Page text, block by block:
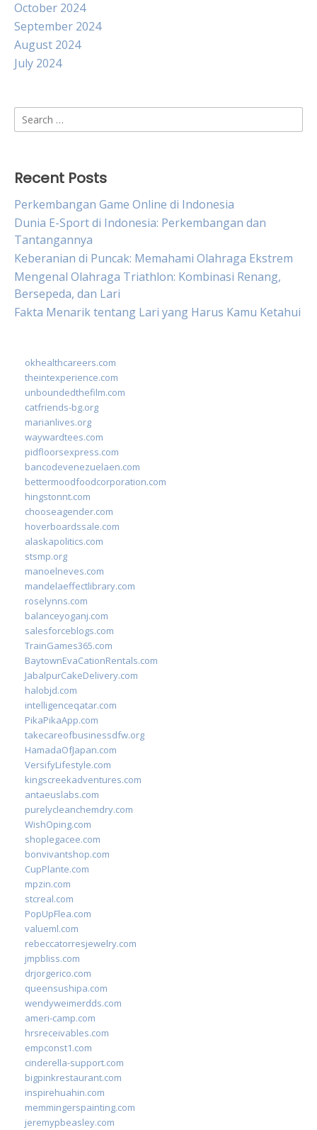
October 2024
September 2024
August 2024
July 2024
Search
for:
Recent Posts
Perkembangan Game Online di Indonesia
Dunia E-Sport di Indonesia: Perkembangan dan
Tantangannya
Keberanian di Puncak: Memahami Olahraga Ekstrem
Mengenal Olahraga Triathlon: Kombinasi Renang,
Bersepeda, dan Lari
Fakta Menarik tentang Lari yang Harus Kamu Ketahui
okhealthcareers.com
theintexperience.com
unboundedthefilm.com
catfriends-bg.org
marianlives.org
waywardtees.com
pidfloorsexpress.com
bancodevenezuelaen.com
bettermoodfoodcorporation.com
hingstonnt.com
chooseagender.com
hoverboardssale.com
alaskapolitics.com
stsmp.org
manoelneves.com
mandelaeffectlibrary.com
roselynns.com
balanceyoganj.com
salesforceblogs.com
TrainGames365.com
BaytownEvaCationRentals.com
JabalpurCakeDelivery.com
halobjd.com
intelligenceqatar.com
PikaPikaApp.com
takecareofbusinessdfw.org
HamadaOfJapan.com
VersifyLifestyle.com
kingscreekadventures.com
antaeuslabs.com
purelycleanchemdry.com
WishOping.com
shoplegacee.com
bonvivantshop.com
CupPlante.com
mpzin.com
stcreal.com
PopUpFlea.com
valueml.com
rebeccatorresjewelry.com
jmpbliss.com
drjorgerico.com
queensushipa.com
wendyweimerdds.com
ameri-camp.com
hrsreceivables.com
empconst1.com
cinderella-support.com
bigpinkrestaurant.com
inspirehuahin.com
memmingerspainting.com
jeremypbeasley.com